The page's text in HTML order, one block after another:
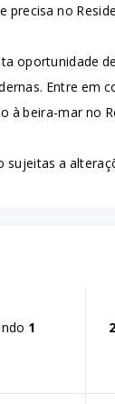
no
oportunidade
Entre em
à beira-mar no
sujeitas a
1
2